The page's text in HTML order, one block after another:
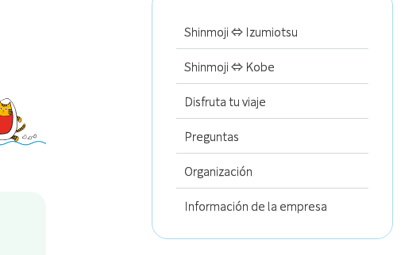
Shinmoji ⇔ Izumiotsu
Shinmoji ⇔ Kobe
Disfruta tu viaje
Preguntas
Organización
Información de la empresa